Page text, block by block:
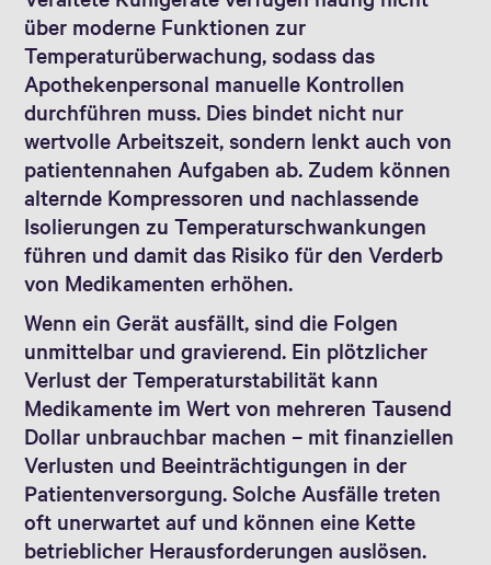
über moderne Funktionen zur
Temperaturüberwachung, sodass das
Apothekenpersonal manuelle Kontrollen
durchführen muss. Dies bindet nicht nur
wertvolle Arbeitszeit, sondern lenkt auch von
patientennahen Aufgaben ab. Zudem können
alternde Kompressoren und nachlassende
Isolierungen zu Temperaturschwankungen
führen und damit das Risiko für den Verderb
von Medikamenten erhöhen.
Wenn ein Gerät ausfällt, sind die Folgen
unmittelbar und gravierend. Ein plötzlicher
Verlust der Temperaturstabilität kann
Medikamente im Wert von mehreren Tausend
Dollar unbrauchbar machen – mit finanziellen
Verlusten und Beeinträchtigungen in der
Patientenversorgung. Solche Ausfälle treten
oft unerwartet auf und können eine Kette
betrieblicher Herausforderungen auslösen.